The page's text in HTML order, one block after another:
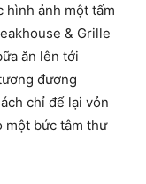
hình ảnh một tấm
& Grille
ăn lên tới
đương
chỉ để lại vỏn
một bức tâm thư